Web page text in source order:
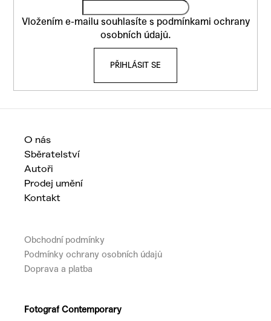
Vložením e-mailu souhlasíte s podmínkami ochrany
osobních údajů.
PŘIHLÁSIT SE
O nás
Sběratelství
Autoři
Prodej umění
Kontakt
Obchodní podmínky
Podmínky ochrany osobních údajů
Doprava a platba
Fotograf Contemporary